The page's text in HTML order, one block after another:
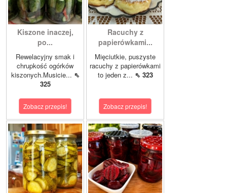
Kiszone inaczej,
po...
Rewelacyjny smak i
chrupkość ogórków
kiszonych.Musicie... ⇖
325
Zobacz przepis!
Racuchy z
papierówkami...
Mięciutkie, puszyste
racuchy z papierówkami
to jeden z... ⇖ 323
Zobacz przepis!